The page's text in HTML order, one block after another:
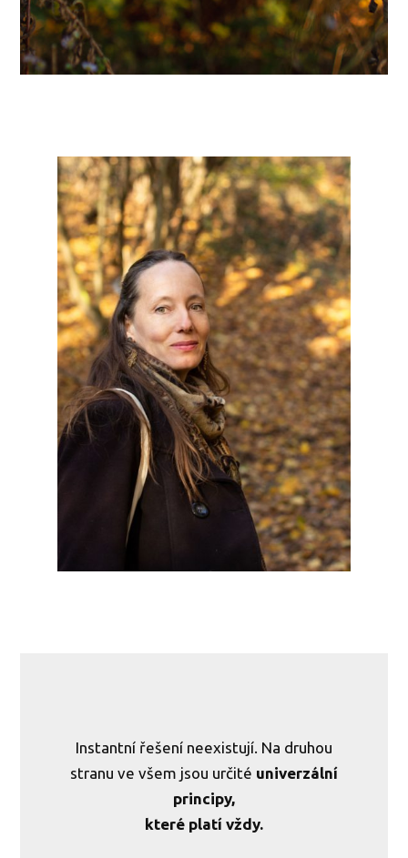
Instantní řešení neexistují. Na druhou
stranu ve všem jsou určité univerzální
principy,
které platí vždy.